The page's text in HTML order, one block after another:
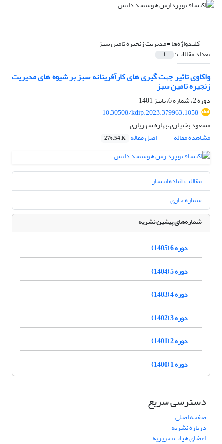
کلیدواژه‌ها =مدیریت زنجیره تامین سبز
تعداد مقالات: 1
واکاوی تاثیر جهت گیری های کارآفرینانه سبز بر شیوه های مدیریت
زنجیره تامین سبز
دوره 2، شماره 6، پاییز 1401
10.30508/kdip.2023.379963.1058
مسعود بختیاری، بهاره شهریاری
مشاهده مقاله
اصل مقاله 276.54 K
مقالات آماده انتشار
شماره جاری
شماره‌های پیشین نشریه
دوره 6 (1405)
دوره 5 (1404)
دوره 4 (1403)
دوره 3 (1402)
دوره 2 (1401)
دوره 1 (1400)
دسترسی سریع
صفحه اصلی
درباره نشریه
اعضای هیات تحریریه